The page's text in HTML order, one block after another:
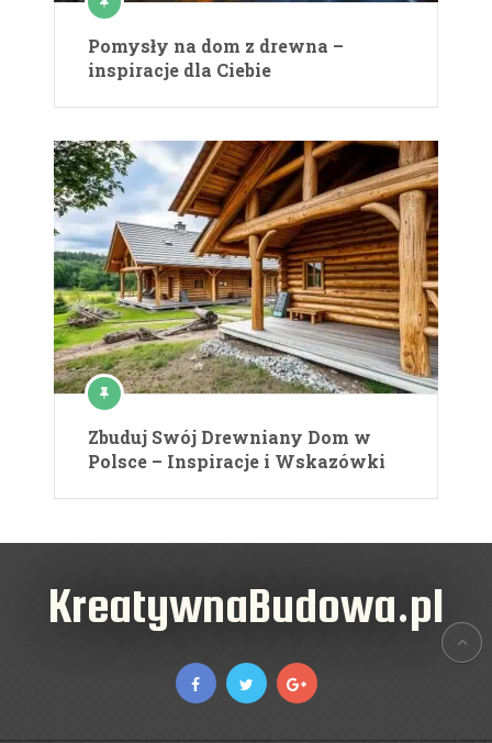
Pomysły na dom z drewna –
inspiracje dla Ciebie
Zbuduj Swój Drewniany Dom w
Polsce – Inspiracje i Wskazówki
KreatywnaBudowa.pl